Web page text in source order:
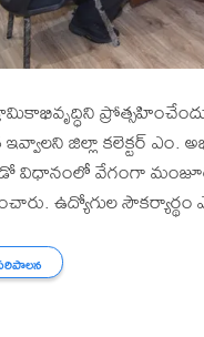
ఇవ్వాలని జిల్లా కలెక్టర్
విధానంలో వేగంగా
ఉద్యోగుల సౌకర్యార్థం